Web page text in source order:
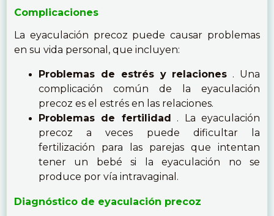
Complicaciones
La eyaculación precoz puede causar problemas
en su vida personal, que incluyen:
Problemas de estrés y relaciones . Una
complicación común de la eyaculación
precoz es el estrés en las relaciones.
Problemas de fertilidad . La eyaculación
precoz a veces puede dificultar la
fertilización para las parejas que intentan
tener un bebé si la eyaculación no se
produce por vía intravaginal.
Diagnóstico de eyaculación precoz